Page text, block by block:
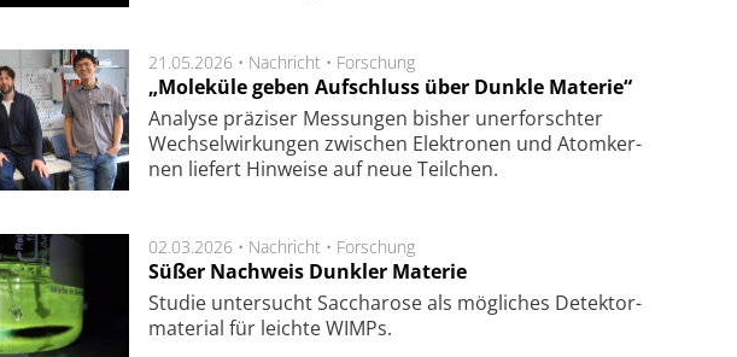
21.05.2026 • Nachricht • Forschung
„Moleküle geben Aufschluss über Dunkle Materie“
Analyse prä­zi­ser Mes­sung­en bis­her un­er­for­schter
Wech­sel­wir­kung­en zwi­schen Elek­tro­nen und Atom­ker­
nen lie­fert Hin­wei­se auf neue Teil­chen.
02.03.2026 • Nachricht • Forschung
Süßer Nachweis Dunkler Materie
Studie unter­sucht Saccha­ro­se als mög­li­ches De­tek­tor­
ma­te­rial für leich­te WIMPs.